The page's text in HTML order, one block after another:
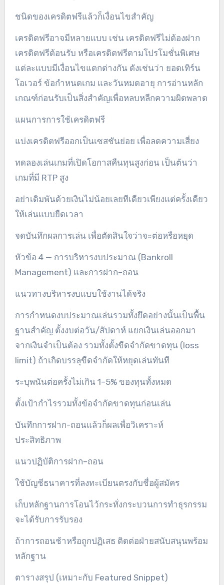
ชนิดของเครดิตฟรีแล้วก็เงื่อนไขสำคัญ
เครดิตฟรีอาจมีหลายแบบ เช่น เครดิตฟรีไม่ต้องฝาก
เครดิตฟรีต้อนรับ หรือเครดิตฟรีตามโปรโมชั่นพิเศษ
แต่ละแบบมีเงื่อนไขแตกต่างกัน ดังเช่นว่า ยอดเทิร์น
โอเวอร์ ข้อกำหนดเกม และวันหมดอายุ การอ่านหลัก
เกณฑ์ก่อนรับเป็นสิ่งสำคัญเพื่อหลบหลีกความผิดพลาด
แผนการการใช้เครดิตฟรี
แบ่งเครดิตฟรีออกเป็นเซสชันย่อย เพื่อลดความเสี่ยง
ทดลองเล่นเกมที่เปิดโอกาสคืนทุนสูงก่อน เป็นต้นว่า
เกมที่มี RTP สูง
อย่าเดิมพันด้วยเงินไม่น้อยเลยทีเดียวเพียงแต่ครั้งเดียว
ให้เล่นแบบยืดเวลา
จดบันทึกผลการเล่น เพื่อตัดสินใจว่าจะต่อหรือหยุด
หัวข้อ 4 — การบริหารงบประมาณ (Bankroll
Management) และการฝาก–ถอน
แนวทางบริหารงบแบบใช้งานได้จริง
การกำหนดงบประมาณเล่นรวมทั้งยึดอย่างนั้นเป็นพื้น
ฐานสำคัญ ตั้งงบต่อวัน/สัปดาห์ แยกเงินเล่นออกมา
จากเงินจำเป็นต้อง รวมทั้งตั้งขีดจำกัดขาดทุน (loss
limit) ถ้าเกิดบรรลุขีดจำกัดให้หยุดเล่นทันที
ระบุพนันต่อครั้งไม่เกิน 1–5% ของทุนทั้งหมด
ตั้งเป้ากำไรรวมทั้งข้อจำกัดขาดทุนก่อนเล่น
บันทึกการฝาก-ถอนแล้วก็ผลเพื่อวิเคราะห์
ประสิทธิภาพ
แนวปฏิบัติการฝาก–ถอน
ใช้บัญชีธนาคารที่ลงทะเบียนตรงกับชื่อผู้สมัคร
เก็บหลักฐานการโอนไว้กระทั่งกระบวนการทำธุรกรรม
จะได้รับการรับรอง
ถ้าการถอนช้าหรือถูกปฏิเสธ ติดต่อฝ่ายสนับสนุนพร้อม
หลักฐาน
ตารางสรุป (เหมาะกับ Featured Snippet)